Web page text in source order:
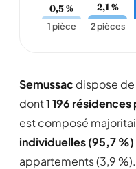
0,5 %
1 pièce
2,1 %
2 pièces
Semussac dispose de
dont1 196
est composé
individuelles (95,7 %)
appartements (3,9 %).